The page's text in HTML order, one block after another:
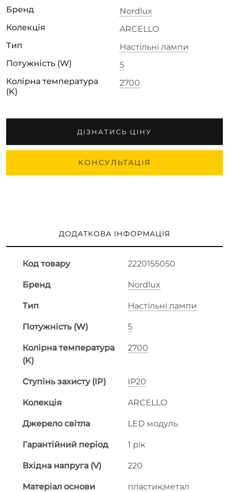
Бренд
Nordlux
Колекція
ARCELLO
Тип
Настільні лампи
Потужність (W)
5
Колірна температура
(K)
2700
ДІЗНАТИСЬ ЦІНУ
КОНСУЛЬТАЦІЯ
ДОДАТКОВА ІНФОРМАЦІЯ
Код товару 2220155050
Бренд Nordlux
Тип Настільні лампи
Потужність (W) 5
Колірна температура
(K)
2700
Ступінь захисту (IP) IP20
Колекція ARCELLO
Джерело світла LED модуль
Гарантійний період 1 рік
Вхідна напруга (V) 220
Матеріал основи пластик;метал